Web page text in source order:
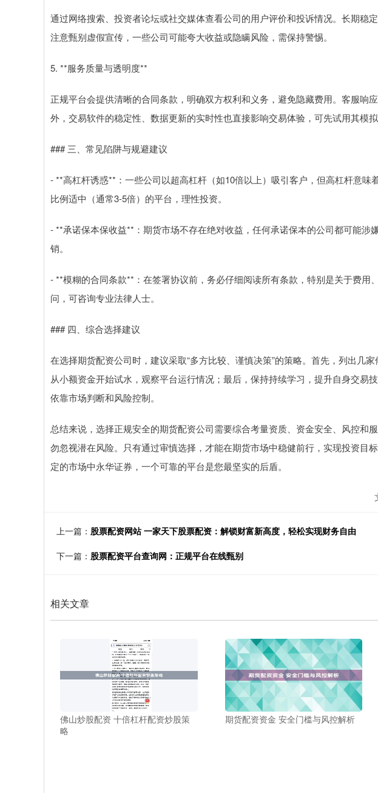
通过网络搜索、投资者论坛或社交媒体查看公司的用户评价和投诉情况。长期稳
注意甄别虚假宣传，一些公司可能夸大收益或隐瞒风险，需保持警惕。
5. **服务质量与透明度**
正规平台会提供清晰的合同条款，明确双方权利和义务，避免隐藏费用。客服响
外，交易软件的稳定性、数据更新的实时性也直接影响交易体验，可先试用其模拟
### 三、常见陷阱与规避建议
- **高杠杆诱惑**：一些公司以超高杠杆（如10倍以上）吸引客户，但高杠杆意味
比例适中（通常3-5倍）的平台，理性投资。
- **承诺保本保收益**：期货市场不存在绝对收益，任何承诺保本的公司都可能涉
销。
- **模糊的合同条款**：在签署协议前，务必仔细阅读所有条款，特别是关于费用
问，可咨询专业法律人士。
### 四、综合选择建议
在选择期货配资公司时，建议采取“多方比较、谨慎决策”的策略。首先，列出几
从小额资金开始试水，观察平台运行情况；最后，保持持续学习，提升自身交易
依靠市场判断和风险控制。
总结来说，选择正规安全的期货配资公司需要综合考量资质、资金安全、风控和
勿忽视潜在风险。只有通过审慎选择，才能在期货市场中稳健前行，实现投资
定的市场中永华证券，一个可靠的平台是您最坚实的后盾。
上一篇： 股票配资网站 一家天下股票配资：解锁财富新高度，轻松实现财务自由
下一篇： 股票配资平台查询网：正规平台在线甄别
相关文章
佛山炒股配资 十倍杠杆配资炒股策
略
期货配资资金 安全门槛与风控解析